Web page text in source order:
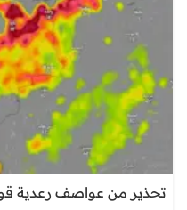
تحذير من عواصف رعدية